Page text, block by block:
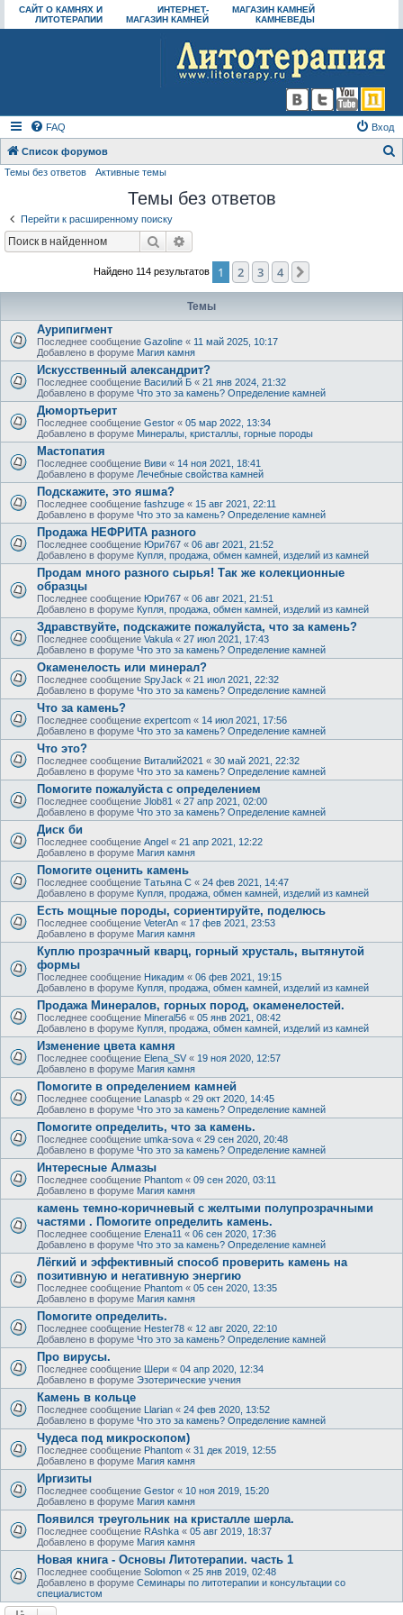
САЙТ О КАМНЯХ И
ЛИТОТЕРАПИИ
ИНТЕРНЕТ-
МАГАЗИН КАМНЕЙ
МАГАЗИН КАМНЕЙ
КАМНЕВЕДЫ
FAQ Вход
Список форумов
Темы без ответов Активные темы
Темы без ответов
Перейти к расширенному поиску
Поиск
Найдено 114 результатов 1 2 3 4
Темы
Аурипигмент
Последнее сообщение Gazoline « 11 май 2025, 10:17
Добавлено в форуме Магия камня
Искусственный александрит?
Последнее сообщение Василий Б « 21 янв 2024, 21:32
Добавлено в форуме Что это за камень? Определение камней
Дюмортьерит
Последнее сообщение Gestor « 05 мар 2022, 13:34
Добавлено в форуме Минералы, кристаллы, горные породы
Мастопатия
Последнее сообщение Виви « 14 ноя 2021, 18:41
Добавлено в форуме Лечебные свойства камней
Подскажите, это яшма?
Последнее сообщение fashzuge « 15 авг 2021, 22:11
Добавлено в форуме Что это за камень? Определение камней
Продажа НЕФРИТА разного
Последнее сообщение Юри767 « 06 авг 2021, 21:52
Добавлено в форуме Купля, продажа, обмен камней, изделий из камней
Продам много разного сырья! Так же колекционные
образцы
Последнее сообщение Юри767 « 06 авг 2021, 21:51
Добавлено в форуме Купля, продажа, обмен камней, изделий из камней
Здравствуйте, подскажите пожалуйста, что за камень?
Последнее сообщение Vakula « 27 июл 2021, 17:43
Добавлено в форуме Что это за камень? Определение камней
Окаменелость или минерал?
Последнее сообщение SpyJack « 21 июл 2021, 22:32
Добавлено в форуме Что это за камень? Определение камней
Что за камень?
Последнее сообщение expertcom « 14 июл 2021, 17:56
Добавлено в форуме Что это за камень? Определение камней
Что это?
Последнее сообщение Виталий2021 « 30 май 2021, 22:32
Добавлено в форуме Что это за камень? Определение камней
Помогите пожалуйста с определением
Последнее сообщение Jlob81 « 27 апр 2021, 02:00
Добавлено в форуме Что это за камень? Определение камней
Диск би
Последнее сообщение Angel « 21 апр 2021, 12:22
Добавлено в форуме Магия камня
Помогите оценить камень
Последнее сообщение Татьяна С « 24 фев 2021, 14:47
Добавлено в форуме Купля, продажа, обмен камней, изделий из камней
Есть мощные породы, сориентируйте, поделюсь
Последнее сообщение VeterAn « 17 фев 2021, 23:53
Добавлено в форуме Магия камня
Куплю прозрачный кварц, горный хрусталь, вытянутой
формы
Последнее сообщение Никадим « 06 фев 2021, 19:15
Добавлено в форуме Купля, продажа, обмен камней, изделий из камней
Продажа Минералов, горных пород, окаменелостей.
Последнее сообщение Mineral56 « 05 янв 2021, 08:42
Добавлено в форуме Купля, продажа, обмен камней, изделий из камней
Изменение цвета камня
Последнее сообщение Elena_SV « 19 ноя 2020, 12:57
Добавлено в форуме Магия камня
Помогите в определением камней
Последнее сообщение Lanaspb « 29 окт 2020, 14:45
Добавлено в форуме Что это за камень? Определение камней
Помогите определить, что за камень.
Последнее сообщение umka-sova « 29 сен 2020, 20:48
Добавлено в форуме Что это за камень? Определение камней
Интересные Алмазы
Последнее сообщение Phantom « 09 сен 2020, 03:11
Добавлено в форуме Магия камня
камень темно-коричневый с желтыми полупрозрачными
частями . Помогите определить камень.
Последнее сообщение Елена11 « 06 сен 2020, 17:36
Добавлено в форуме Что это за камень? Определение камней
Лёгкий и эффективный способ проверить камень на
позитивную и негативную энергию
Последнее сообщение Phantom « 05 сен 2020, 13:35
Добавлено в форуме Магия камня
Помогите определить.
Последнее сообщение Hester78 « 12 авг 2020, 22:10
Добавлено в форуме Что это за камень? Определение камней
Про вирусы.
Последнее сообщение Шери « 04 апр 2020, 12:34
Добавлено в форуме Эзотерические учения
Камень в кольце
Последнее сообщение Llarian « 24 фев 2020, 13:52
Добавлено в форуме Что это за камень? Определение камней
Чудеса под микроскопом)
Последнее сообщение Phantom « 31 дек 2019, 12:55
Добавлено в форуме Магия камня
Иргизиты
Последнее сообщение Gestor « 10 ноя 2019, 15:20
Добавлено в форуме Магия камня
Появился треугольник на кристалле шерла.
Последнее сообщение RAshka « 05 авг 2019, 18:37
Добавлено в форуме Магия камня
Новая книга - Основы Литотерапии. часть 1
Последнее сообщение Solomon « 25 янв 2019, 02:48
Добавлено в форуме Семинары по литотерапии и консультации со
специалистом